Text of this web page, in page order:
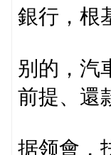
銀行，根
别的，汽
前提、還
据领會，